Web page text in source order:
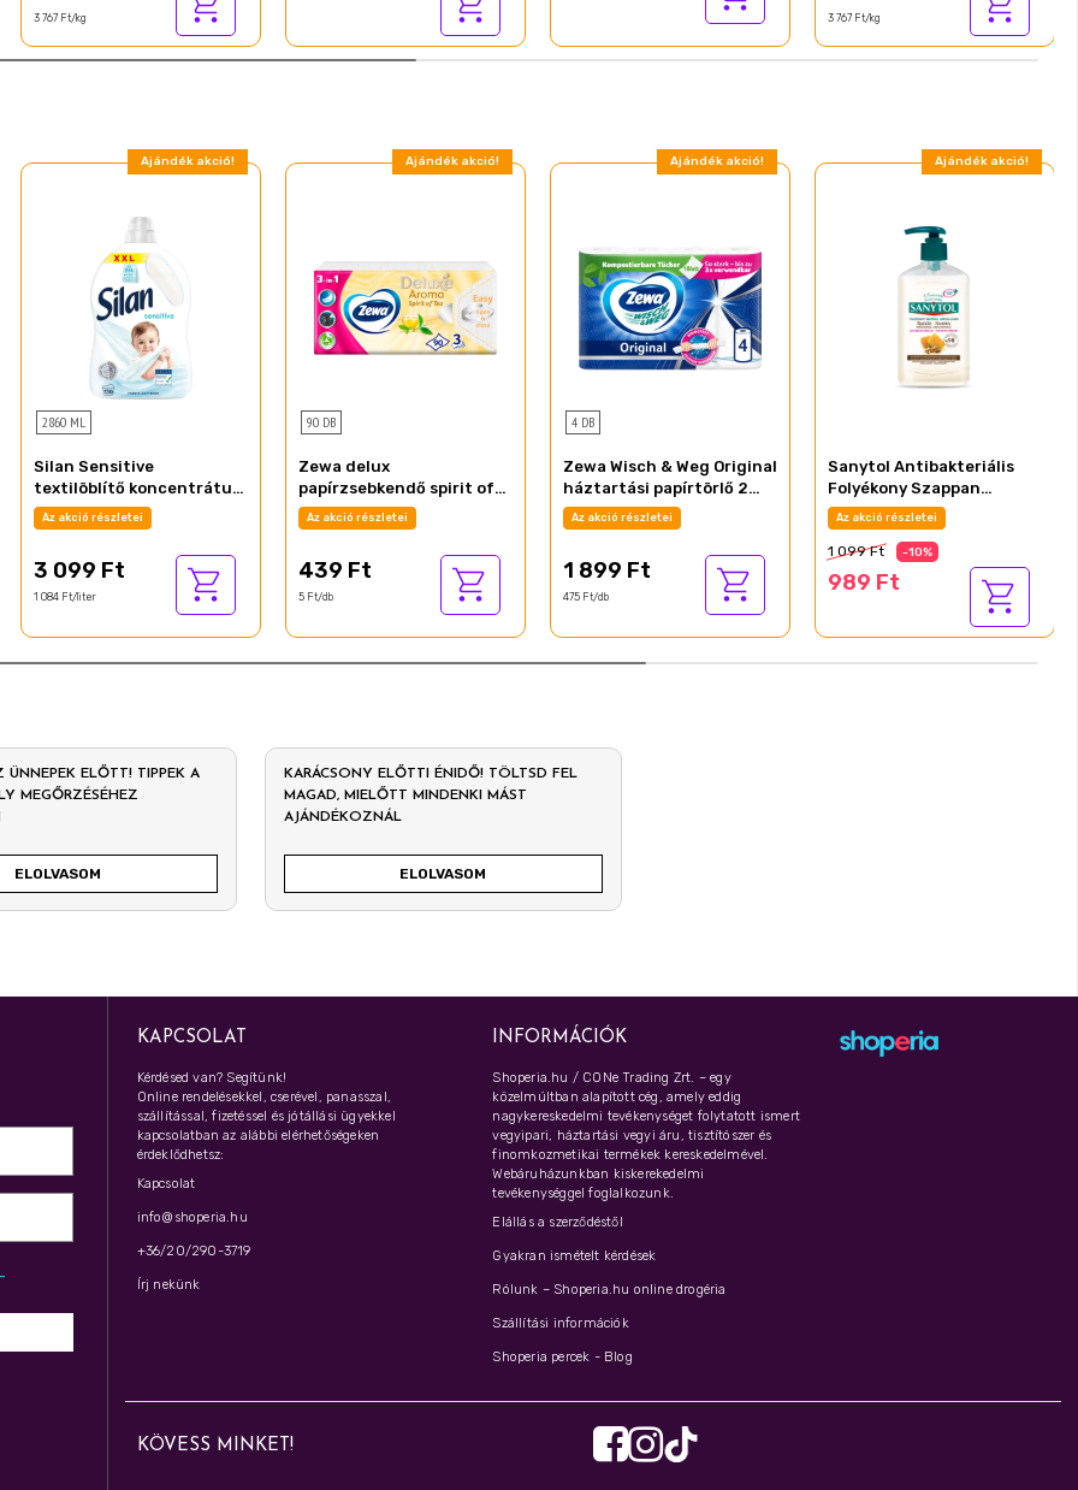
3 767 Ft/kg 3 767 Ft/kg
Ajándék akció!
2860 ML
Silan Sensitive
textilöblítő koncentrátum
130 mosás 2860 ml
Az akció részletei
3 099 Ft
1 084 Ft/liter
Ajándék akció!
90 DB
Zewa delux
papírzsebkendő spirit of
tea 3 rétegű 90 db
Az akció részletei
439 Ft
5 Ft/db
Ajándék akció!
4 DB
Zewa Wisch & Weg Original
háztartási papírtörlő 2
rétegű 4 tekercs
Az akció részletei
1 899 Ft
475 Ft/db
Ajándék akció!
Sanytol Antibakteriális
Folyékony Szappan
Mandulatej és méhpempő
250ml
Az akció részletei
1 099 Ft -10%
989 Ft
ÜNNEPEK ELŐTT! TIPPEK A
MEGŐRZÉSÉHEZ
ELOLVASOM
KARÁCSONY ELŐTTI ÉNIDŐ! TÖLTSD FEL
MAGAD, MIELŐTT MINDENKI MÁST
AJÁNDÉKOZNÁL
ELOLVASOM
KAPCSOLAT
Kérdésed van? Segítünk!
Online rendelésekkel, cserével, panasszal,
szállítással, fizetéssel és jótállási ügyekkel
kapcsolatban az alábbi elérhetőségeken
érdeklődhetsz:
Kapcsolat
info@shoperia.hu
+36/20/290-3719
Írj nekünk
INFORMÁCIÓK
Shoperia.hu / CONe Trading Zrt. – egy
közelmúltban alapított cég, amely eddig
nagykereskedelmi tevékenységet folytatott ismert
vegyipari, háztartási vegyi áru, tisztítószer és
finomkozmetikai termékek kereskedelmével.
Webáruházunkban kiskerekedelmi
tevékenységgel foglalkozunk.
Elállás a szerződéstől
Gyakran ismételt kérdések
Rólunk – Shoperia.hu online drogéria
Szállítási információk
Shoperia percek - Blog
KÖVESS MINKET!